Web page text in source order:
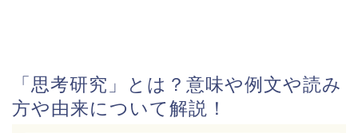
「思考研究」とは？意味や例文や読み
方や由来について解説！